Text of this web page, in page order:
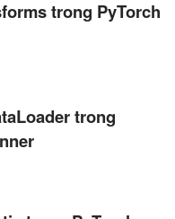
trong PyTorch
trong